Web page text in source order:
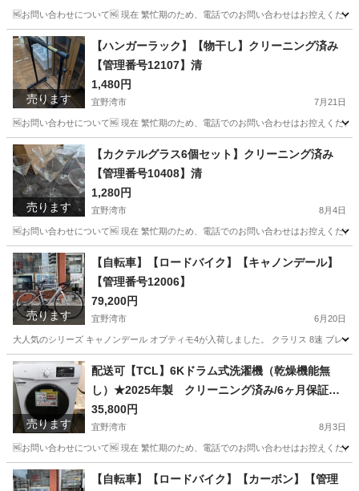
🆖お問い合わせについて🆖 現在 繁忙期のため、電話でのお問い合わせはお控えくだ
沖縄 宜野湾市 キッチン家電 ニトリ
売ります
【ハンガーラック】【物干し】クリーニング済み
【管理番号12107】清
1,480円
宜野湾市 7月21日
🆖お問い合わせについて🆖 現在 繁忙期のため、電話でのお問い合わせはお控えくだ
沖縄 宜野湾市 洗濯用品 物干し
売ります
【カクテルグラス6個セット】クリーニング済み
【管理番号10408】清
1,280円
宜野湾市 8月4日
🆖お問い合わせについて🆖 現在 繁忙期のため、電話でのお問い合わせはお控えくだ
沖縄 宜野湾市 食器 カクテルグラス
売ります
【自転車】【ロードバイク】【キャノンデール】
【管理番号12006】
79,200円
宜野湾市 6月20日
大人気のシリーズ キャノンデール オプティモ4が入荷しました。 クラリス 8速 ブレ
沖縄 宜野湾市 ロードバイク キャノンデール
売ります
配送可【TCL】6Kドラム式洗濯機（乾燥機能無
し）★2025年製 クリーニング済み/6ヶ月保証付
き【管理番号10308】佐
35,800円
宜野湾市 8月3日
🆖お問い合わせについて🆖 現在 繁忙期のため、電話でのお問い合わせはお控えくだ
沖縄 宜野湾市 生活家電
【自転車】【ロードバイク】【カーボン】【管理